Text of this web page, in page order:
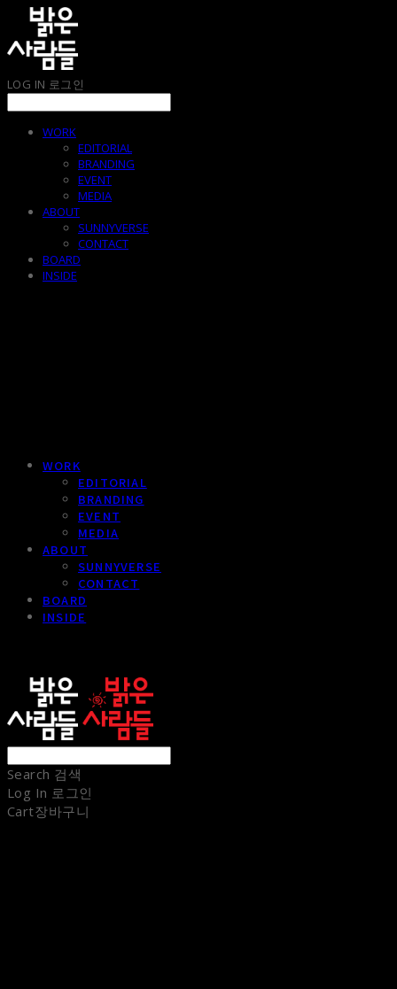
LOG IN 로그인
WORK
EDITORIAL
BRANDING
EVENT
MEDIA
ABOUT
SUNNYVERSE
CONTACT
BOARD
INSIDE
WORK
EDITORIAL
BRANDING
EVENT
MEDIA
ABOUT
SUNNYVERSE
CONTACT
BOARD
INSIDE
Search 검색
Log In 로그인
Cart장바구니